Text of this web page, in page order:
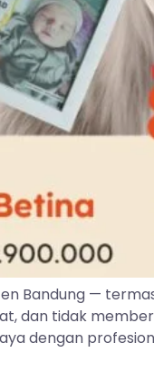
Bandung —
dan tidak
dengan